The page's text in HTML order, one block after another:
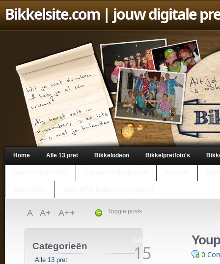
Bikkelsite.com| jouw digitale
Home Alle 13 pret Bikkelodeon Bikkelpretfoto's
Toggle posts
A A+ A++
Categorieën
Alle 13 pret
jul/10
15 0